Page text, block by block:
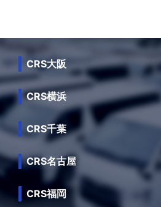
CRS大阪
CRS横浜
CRS千葉
CRS名古屋
CRS福岡